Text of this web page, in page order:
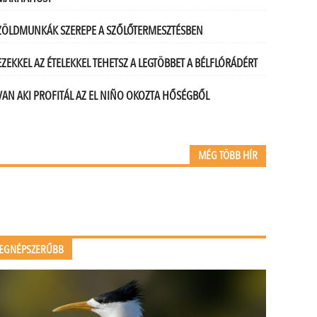
SZEREPE A SZŐLŐTERMESZTÉSBEN
AZ ÉTELEKKEL TEHETSZ A LEGTÖBBET A BÉLFLÓRÁDÉRT
AKI PROFITÁL AZ EL NIÑO OKOZTA HŐSÉGBŐL
MÉG TÖBB HÍR